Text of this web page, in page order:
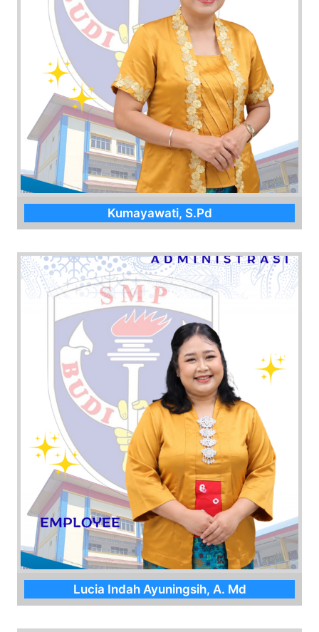
Kumayawati, S.Pd
Lucia Indah Ayuningsih, A. Md